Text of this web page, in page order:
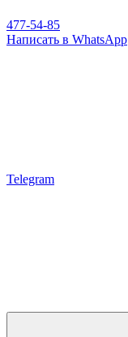
477-54-85
Написать в WhatsApp
Telegram